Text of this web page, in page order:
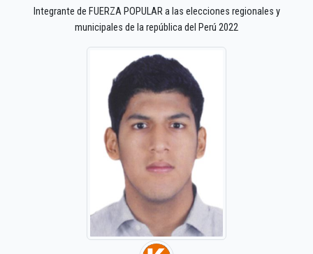
Integrante de FUERZA POPULAR a las elecciones regionales y
municipales de la república del Perú 2022